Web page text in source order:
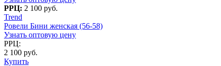
РРЦ: 2 100 руб.
Trend
Ровели Бини женская (56-58)
Узнать оптовую цену
РРЦ:
2 100 руб.
Купить